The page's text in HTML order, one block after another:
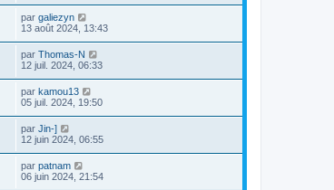
par galiezyn
13 août 2024, 13:43
par Thomas-N
12 juil. 2024, 06:33
par kamou13
05 juil. 2024, 19:50
par Jin-]
12 juin 2024, 06:55
par patnam
06 juin 2024, 21:54